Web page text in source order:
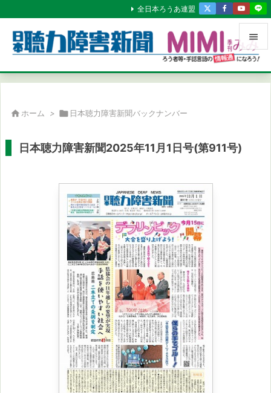


メニュ
全日本ろうあ連盟
 ホーム >  日本聴力障害新聞バックナンバー
日本聴力障害新聞2025年11月1日号(第911号)